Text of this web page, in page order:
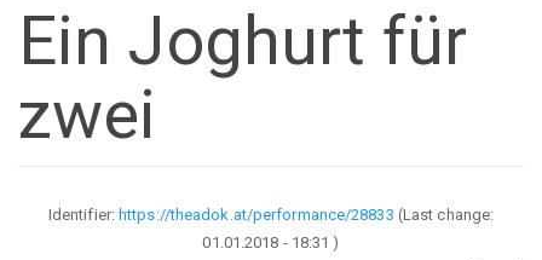
Ein Joghurt für
zwei
Identifier:https://theadok.at/performance/28833 (Last change:
01.01.2018 - 18:31 )